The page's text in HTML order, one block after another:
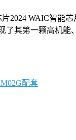
WAIC智能芯
了其第一颗高机
配套